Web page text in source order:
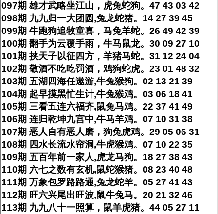
097期 雄才武略坐江山，虎兔蛇狗。47 43 03 42
098期 九九归一大团圆,兔龙蛇猪。14 27 39 45
099期 牛跑狗追牧童喜，马兔羊蛇。26 49 42 39
100期 翻手为云覆手雨，牛马鼠龙。30 09 27 10
101期 挟天子以征四方，羊猪马蛇。31 12 24 04
102期 敬酒不吃吃罚酒，鸡狗蛇虎。23 01 48 32
103期 五湖四海任遨游,牛兔猴狗。02 13 21 39
104期 起早摸黑忙生计,牛兔猴鸡。03 06 18 41
105期 三看五连六福齐,鼠兔马鸡。22 37 41 49
106期 连归乾坤九宫中,牛马羊鸡。07 10 31 38
107期 恶人自有恶人磨，狗兔虎鸡。29 05 06 31
108期 四水长流水帘洞,牛虎猴鸡。07 10 22 35
109期 五百年前一家人,虎龙马狗。18 27 38 43
110期 六七之数有玄机,鼠蛇猴猪。08 23 40 48
111期 万象包罗路路通,兔龙蛇羊。05 27 41 43
112期 旺六兴尾出旺波,鼠牛兔马。20 21 32 46
113期 九九八十一照算，鼠羊虎猪。44 05 27 11